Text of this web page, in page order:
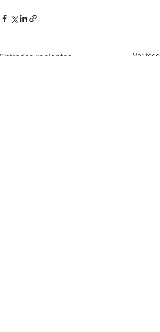
Entradas recientes Ver todo